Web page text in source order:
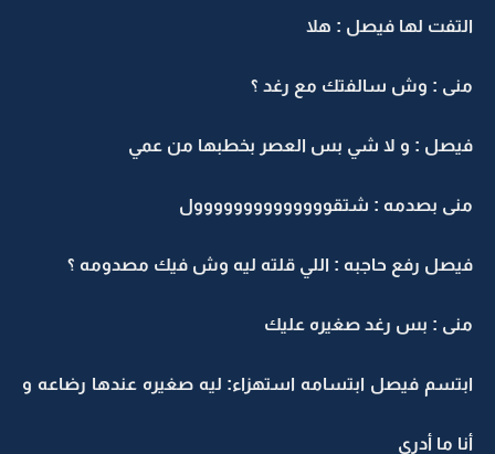
التفت لها فيصل : هلا
منى : وش سالفتك مع رغد ؟
فيصل : و لا شي بس العصر بخطبها من عمي
منى بصدمه : شتقوووووووووووووول
فيصل رفع حاجبه : اللي قلته ليه وش فيك مصدومه ؟
منى : بس رغد صغيره عليك
ابتسم فيصل ابتسامه استهزاء: ليه صغيره عندها رضاعه و
أنا ما أدري